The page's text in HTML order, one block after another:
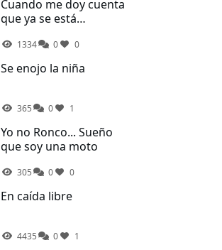
Cuando me doy cuenta
que ya se está
1334 0 0
Se enojo la niña
365 0 1
Yo no Ronco... Sueño
que soy una moto
305 0 0
En caída libre
4435 0 1